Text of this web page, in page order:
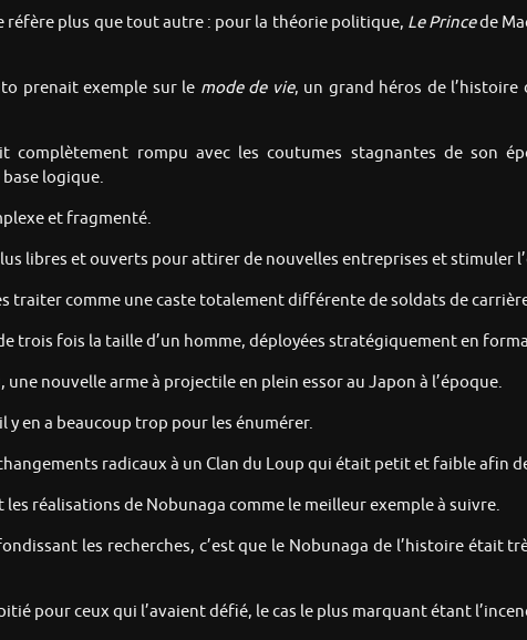
réfère plus que tout autre : pour la théorie politique, Le Princede
prenait exemple sur le mode de vie, un grand héros de l’histoire
complètement rompu avec les coutumes stagnantes de son
logique.
et fragmenté.
libres et ouverts pour attirer de nouvelles entreprises et stimuler
traiter comme une caste totalement différente de soldats de
trois fois la taille d’un homme, déployées stratégiquement en
nouvelle arme à projectile en plein essor au Japon à l’époque.
y en a beaucoup trop pour les énumérer.
radicaux à un Clan du Loup qui était petit et faible afin
les réalisations de Nobunaga comme le meilleur exemple à suivre.
les recherches, c’est que le Nobunaga de l’histoire était
pour ceux qui l’avaient défié, le cas le plus marquant étant